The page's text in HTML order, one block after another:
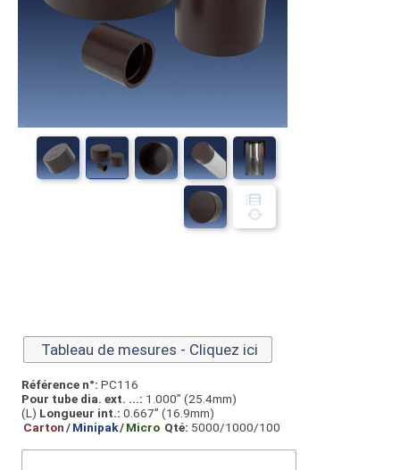
Tableau de mesures - Cliquez ici
Référence n°: PC116
Pour tube dia. ext. ...: 1.000” (25.4mm)
(L) Longueur int.: 0.667” (16.9mm)
Carton/Minipak/Micro Qté: 5000/1000/100